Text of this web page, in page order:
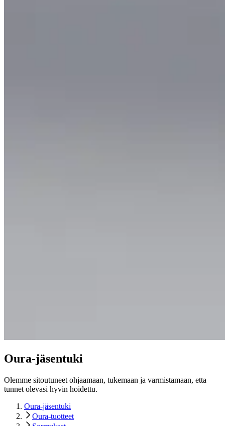
Oura-jäsentuki
Olemme sitoutuneet ohjaamaan, tukemaan ja varmistamaan, etta
tunnet olevasi hyvin hoidettu.
Oura-jäsentuki
Oura-tuotteet